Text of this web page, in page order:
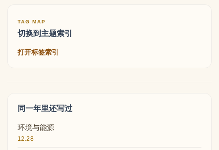
TAG MAP
切换到主题索引
打开标签索引
同一年里还写过
环境与能源
12.28